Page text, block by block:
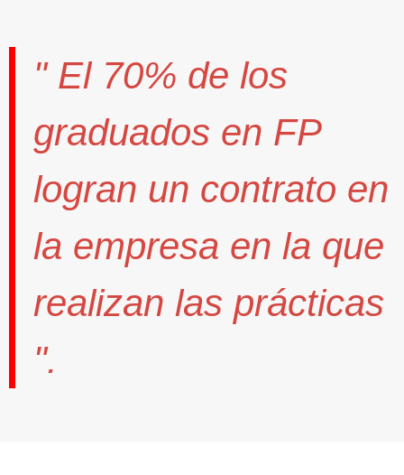
" El 70% de los
graduados en FP
logran un contrato en
la empresa en la que
realizan las prácticas
".